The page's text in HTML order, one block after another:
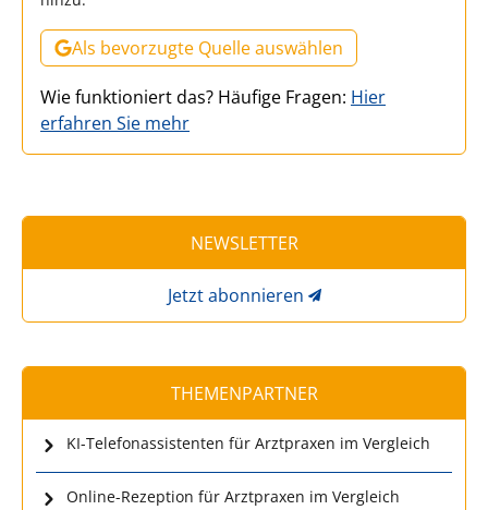
Als bevorzugte Quelle auswählen
Wie funktioniert das? Häufige Fragen: Hier
erfahren Sie mehr
NEWSLETTER
Jetzt abonnieren
THEMENPARTNER
KI-Telefonassistenten für Arztpraxen im Vergleich
Online-Rezeption für Arztpraxen im Vergleich